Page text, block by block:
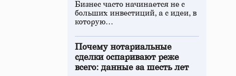
Бизнес часто начинается не с
больших инвестиций, а с идеи, в
которую…
Почему нотариальные
сделки оспаривают реже
всего: данные за шесть лет